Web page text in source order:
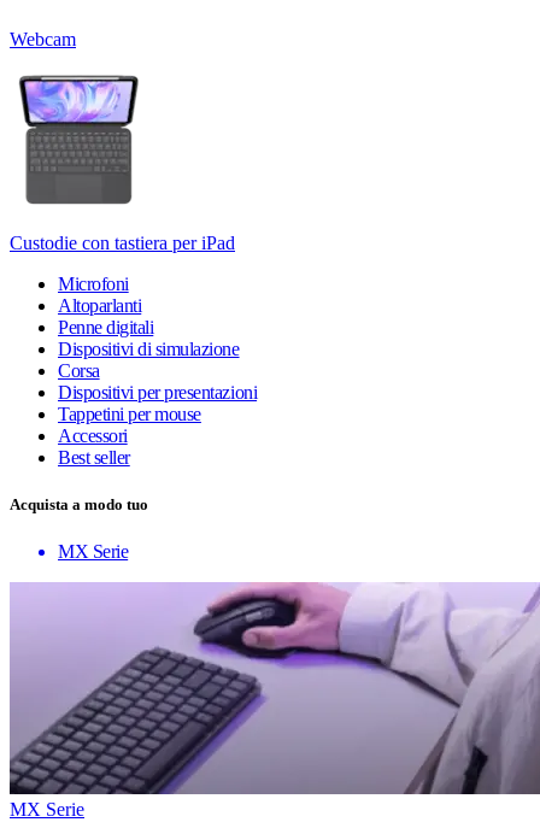
Webcam
Custodie con tastiera per iPad
Microfoni
Altoparlanti
Penne digitali
Dispositivi di simulazione
Corsa
Dispositivi per presentazioni
Tappetini per mouse
Accessori
Best seller
Acquista a modo tuo
MX Serie
MX Serie